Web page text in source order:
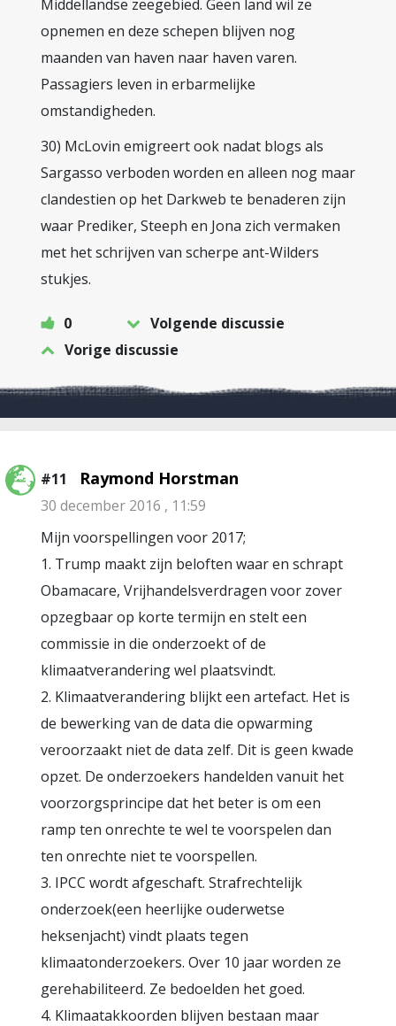
Middellandse zeegebied. Geen land wil ze
opnemen en deze schepen blijven nog
maanden van haven naar haven varen.
Passagiers leven in erbarmelijke
omstandigheden.
30) McLovin emigreert ook nadat blogs als
Sargasso verboden worden en alleen nog maar
clandestien op het Darkweb te benaderen zijn
waar Prediker, Steeph en Jona zich vermaken
met het schrijven van scherpe ant-Wilders
stukjes.
0
Volgende discussie
Vorige discussie
#11 Raymond Horstman
30 december 2016 , 11:59
Mijn voorspellingen voor 2017;
1. Trump maakt zijn beloften waar en schrapt
Obamacare, Vrijhandelsverdragen voor zover
opzegbaar op korte termijn en stelt een
commissie in die onderzoekt of de
klimaatverandering wel plaatsvindt.
2. Klimaatverandering blijkt een artefact. Het is
de bewerking van de data die opwarming
veroorzaakt niet de data zelf. Dit is geen kwade
opzet. De onderzoekers handelden vanuit het
voorzorgsprincipe dat het beter is om een
ramp ten onrechte te wel te voorspelen dan
ten onrechte niet te voorspellen.
3. IPCC wordt afgeschaft. Strafrechtelijk
onderzoek(een heerlijke ouderwetse
heksenjacht) vindt plaats tegen
klimaatonderzoekers. Over 10 jaar worden ze
gerehabiliteerd. Ze bedoelden het goed.
4. Klimaatakkoorden blijven bestaan maar